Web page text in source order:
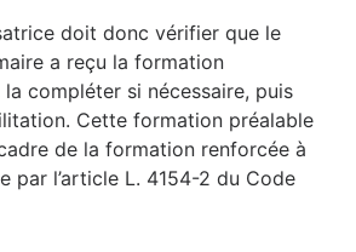
doit donc vérifier que le
a reçu la formation
compléter si nécessaire, puis
Cette formation préalable
de la formation renforcée à
par l’article L. 4154-2 du Code